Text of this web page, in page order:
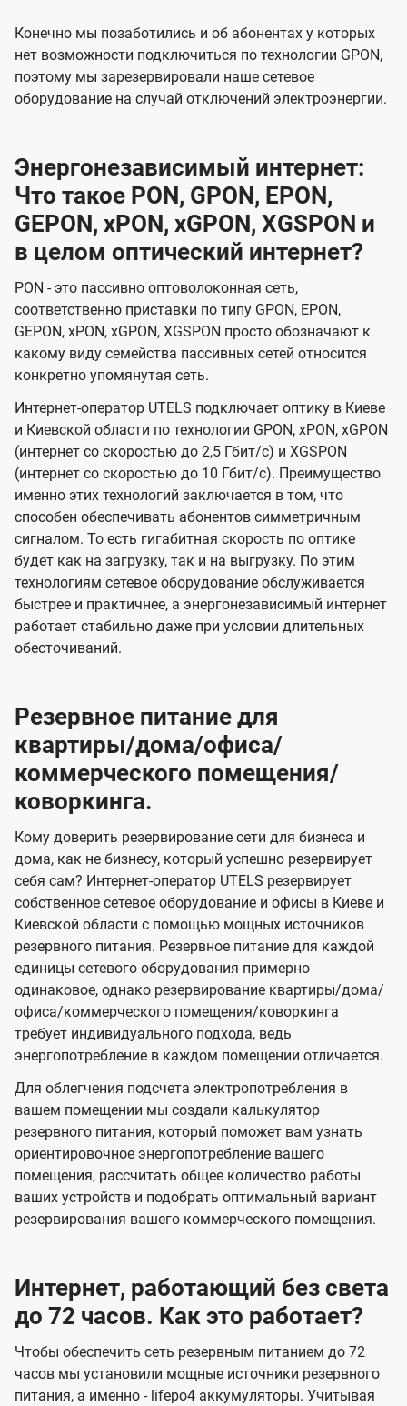
Конечно мы позаботились и об абонентах у которых
нет возможности подключиться по технологии GPON,
поэтому мы зарезервировали наше сетевое
оборудование на случай отключений электроэнергии.
Энергонезависимый интернет:
Что такое PON, GPON, EPON,
GEPON, xPON, xGPON, XGSPON и
в целом оптический интернет?
PON - это пассивно оптоволоконная сеть,
соответственно приставки по типу GPON, EPON,
GEPON, xPON, xGPON, XGSPON просто обозначают к
какому виду семейства пассивных сетей относится
конкретно упомянутая сеть.
Интернет-оператор UTELS подключает оптику в Киеве
и Киевской области по технологии GPON, xPON, xGPON
(интернет со скоростью до 2,5 Гбит/с) и XGSPON
(интернет со скоростью до 10 Гбит/с). Преимущество
именно этих технологий заключается в том, что
способен обеспечивать абонентов симметричным
сигналом. То есть гигабитная скорость по оптике
будет как на загрузку, так и на выгрузку. По этим
технологиям сетевое оборудование обслуживается
быстрее и практичнее, а энергонезависимый интернет
работает стабильно даже при условии длительных
обесточиваний.
Резервное питание для
квартиры/дома/офиса/
коммерческого помещения/
коворкинга.
Кому доверить резервирование сети для бизнеса и
дома, как не бизнесу, который успешно резервирует
себя сам? Интернет-оператор UTELS резервирует
собственное сетевое оборудование и офисы в Киеве и
Киевской области с помощью мощных источников
резервного питания. Резервное питание для каждой
единицы сетевого оборудования примерно
одинаковое, однако резервирование квартиры/дома/
офиса/коммерческого помещения/коворкинга
требует индивидуального подхода, ведь
энергопотребление в каждом помещении отличается.
Для облегчения подсчета электропотребления в
вашем помещении мы создали калькулятор
резервного питания, который поможет вам узнать
ориентировочное энергопотребление вашего
помещения, рассчитать общее количество работы
ваших устройств и подобрать оптимальный вариант
резервирования вашего коммерческого помещения.
Интернет, работающий без света
до 72 часов. Как это работает?
Чтобы обеспечить сеть резервным питанием до 72
часов мы установили мощные источники резервного
питания, а именно - lifepo4 аккумуляторы. Учитывая